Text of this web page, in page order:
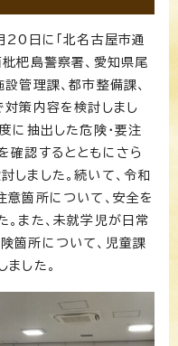
20日に「北名古屋市通
杷島警察署、愛知県尾
管理課、都市整備課、
対策内容を検討しまし
に抽出した危険・要注
確認するとともにさら
しました。続いて、令和
意箇所について、安全を
また、未就学児が日常
箇所について、児童課
した。